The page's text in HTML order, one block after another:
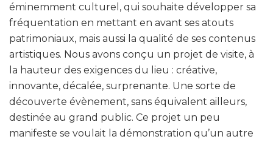
éminemment culturel, qui souhaite développer sa
fréquentation en mettant en avant ses atouts
patrimoniaux, mais aussi la qualité de ses contenus
artistiques. Nous avons conçu un projet de visite, à
la hauteur des exigences du lieu : créative,
innovante, décalée, surprenante. Une sorte de
découverte évènement, sans équivalent ailleurs,
destinée au grand public. Ce projet un peu
manifeste se voulait la démonstration qu’un autre